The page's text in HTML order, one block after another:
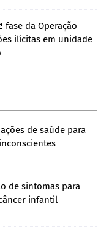
fase da Operação
ilícitas em unidade
de saúde para
de sintomas para
infantil